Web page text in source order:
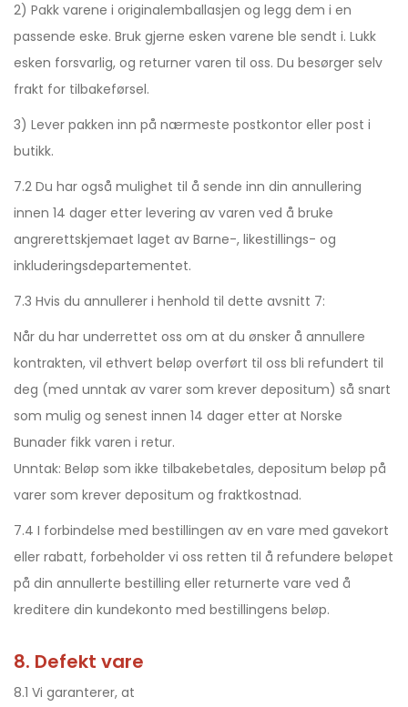
2) Pakk varene i originalemballasjen og legg dem i en
passende eske. Bruk gjerne esken varene ble sendt i. Lukk
esken forsvarlig, og returner varen til oss. Du besørger selv
frakt for tilbakeførsel.
3) Lever pakken inn på nærmeste postkontor eller post i
butikk.
7.2 Du har også mulighet til å sende inn din annullering
innen 14 dager etter levering av varen ved å bruke
angrerettskjemaet laget av Barne-, likestillings- og
inkluderingsdepartementet.
7.3 Hvis du annullerer i henhold til dette avsnitt 7:
Når du har underrettet oss om at du ønsker å annullere
kontrakten, vil ethvert beløp overført til oss bli refundert til
deg (med unntak av varer som krever depositum) så snart
som mulig og senest innen 14 dager etter at Norske
Bunader fikk varen i retur.
Unntak: Beløp som ikke tilbakebetales, depositum beløp på
varer som krever depositum og fraktkostnad.
7.4 I forbindelse med bestillingen av en vare med gavekort
eller rabatt, forbeholder vi oss retten til å refundere beløpet
på din annullerte bestilling eller returnerte vare ved å
kreditere din kundekonto med bestillingens beløp.
8. Defekt vare
8.1 Vi garanterer, at